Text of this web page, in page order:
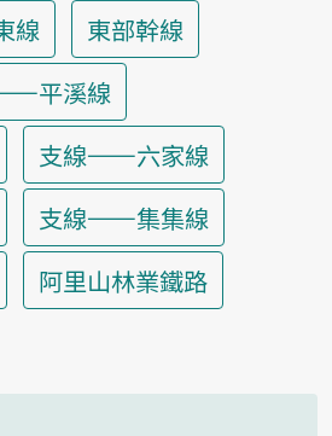
線
東部幹線
平溪線
支線——六家線
支線——集集線
阿里山林業鐵路